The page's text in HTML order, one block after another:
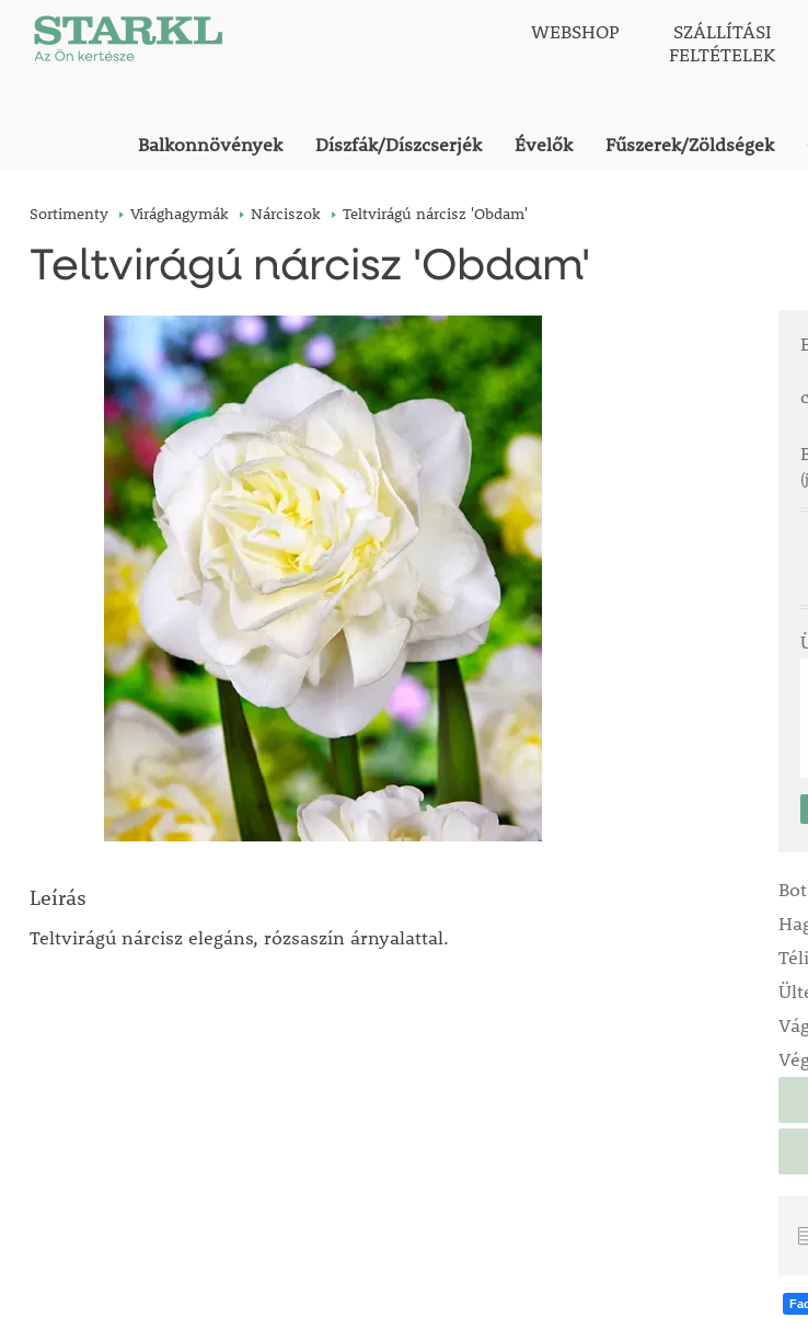
WEBSHOP
SZÁLLÍTÁSI
FELTÉTELEK
Balkonnövények Díszfák/Díszcserjék Évelők Fűszerek/Zöldségek
Sortimenty Virághagymák Nárciszok Teltvirágú nárcisz 'Obdam'
Teltvirágú nárcisz 'Obdam'
Leírás
Teltvirágú nárcisz elegáns, rózsaszín árnyalattal.